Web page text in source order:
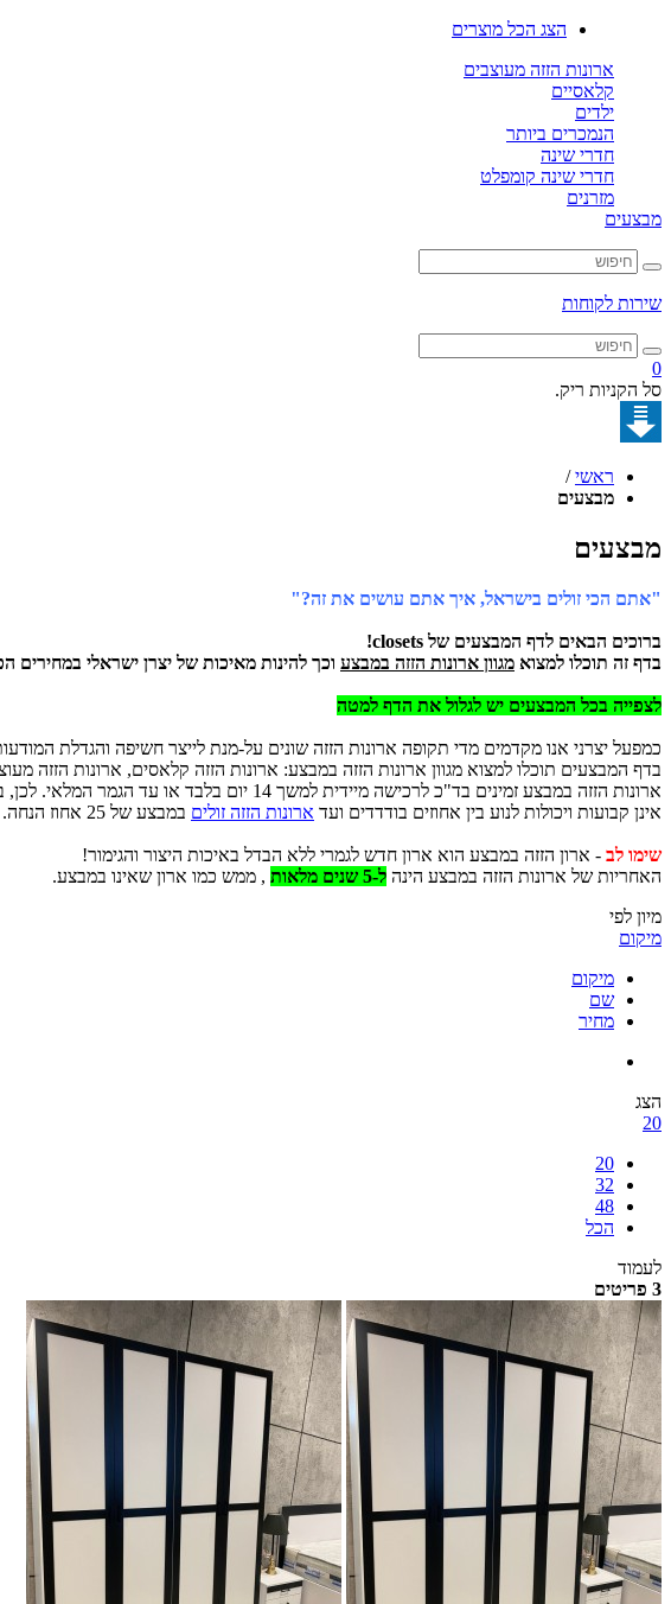
הצג הכל מוצרים
ארונות הזזה מעוצבים
קלאסיים
ילדים
הנמכרים ביותר
חדרי שינה
חדרי שינה קומפלט
מזרנים
מבצעים
שירות לקוחות
0
סל הקניות ריק.
ראשי /
מבצעים
מבצעים
"אתם הכי זולים בישראל, איך אתם עושים את זה?"
ברוכים הבאים לדף המבצעים של closets!
בדף זה תוכלו למצוא מגוון ארונות הזזה במבצע וכך להינות מאיכות של יצרן ישראלי במחירים
לצפייה בכל המבצעים יש לגלול את הדף למטה
כמפעל יצרני אנו מקדמים מדי תקופה ארונות הזזה שונים על-מנת לייצר חשיפה והגדלת
בדף המבצעים תוכלו למצוא מגוון ארונות הזזה במבצע: ארונות הזזה קלאסים, ארונות הזזה
ארונות הזזה במבצע זמינים בד"כ לרכישה
אינן קבועות ויכולות לנוע בין אחוזים בודדדים ועד ארונות הזזה זולים במבצע של 25 אחוז הנחה.
שימו לב - ארון הזזה במבצע הוא ארון חדש לגמרי ללא הבדל באיכות היצור והגימור!
האחריות של ארונות הזזה במבצע הינה ל-5 שנים מלאות
, ממש כמו ארון שאינו במבצע.
מיון לפי
מיקום
מיקום
שם
מחיר
הצג
20
20
32
48
הכל
לעמוד
3 פריטים